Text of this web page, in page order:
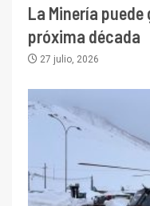
La Minería puede
próxima década
27 julio, 2026